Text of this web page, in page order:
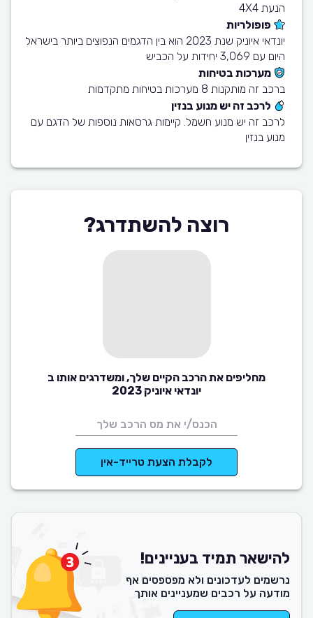
הנעת 4X4
פופולריות
יונדאי איוניק שנת 2023 הוא בין הדגמים הנפוצים ביותר בישראל
היום עם 3,069 יחידות על הכביש
מערכות בטיחות
ברכב זה מותקנות 8 מערכות בטיחות מתקדמות
לרכב זה יש מנוע בנזין
לרכב זה יש מנוע חשמל. קיימות גרסאות נוספות של הדגם עם
מנוע בנזין
רוצה להשתדרג?
מחליפים את הרכב הקיים שלך, ומשדרגים אותו ב
יונדאי איוניק 2023
לקבלת הצעת טרייד-אין
להישאר תמיד בעניינים!
נרשמים לעדכונים ולא מפספסים אף
מודעה על רכבים שמעניינים אותך